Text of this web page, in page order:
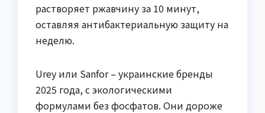
растворяет ржавчину за 10 минут,
оставляя антибактериальную защиту на
неделю.
Urey или Sanfor – украинские бренды
2025 года, с экологическими
формулами без фосфатов. Они дороже